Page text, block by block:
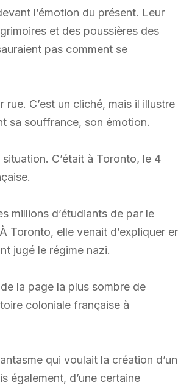
l’émotion du présent. Leur
et des poussières des
pas comment se
rue. C’est un cliché, mais il illustre
sa souffrance, son émotion.
C’était à Toronto, le 4
millions d’étudiants de par le
Toronto, elle venait d’expliquer
jugé le régime nazi.
la page la plus sombre de
coloniale française à
qui voulait la création d’un
également, d’une certaine